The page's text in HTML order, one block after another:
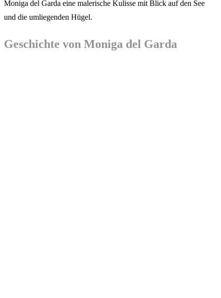
Moniga del Garda eine malerische Kulisse mit Blick auf den See
und die umliegenden Hügel.
Geschichte von Moniga del Garda